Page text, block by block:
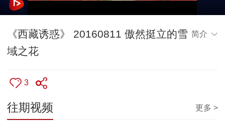
《西藏诱惑》 20160811 傲然挺立的雪
域之花
简介
3
往期视频 更多 >